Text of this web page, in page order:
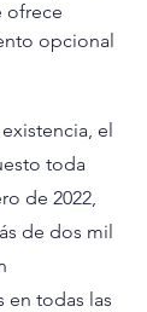
ofrece
opcional
el
toda
de 2022,
de dos mil
en todas las